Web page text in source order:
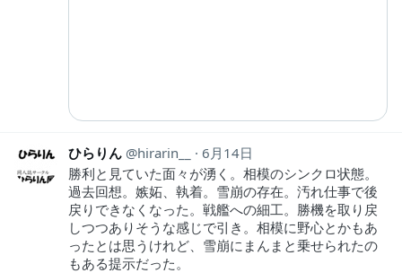
ひらりん hirarin__
6月14日
勝利と見ていた面々が湧く。相模のシンクロ状態。
過去回想。嫉妬、執着。雪崩の存在。汚れ仕事で後
戻りできなくなった。戦艦への細工。勝機を取り戻
しつつありそうな感じで引き。相模に野心とかもあ
ったとは思うけれど、雪崩にまんまと乗せられたの
もある提示だった。